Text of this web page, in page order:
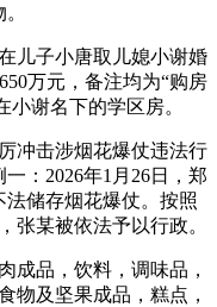
子小唐取儿媳小谢婚
万元，备注均为“购房
谢名下的学区房。
击涉烟花爆仗违法行
：2026年1月26日，郑
储存烟花爆仗。按照
张某被依法予以行政。
品，饮料，调味品，
物及坚果成品，糕点，